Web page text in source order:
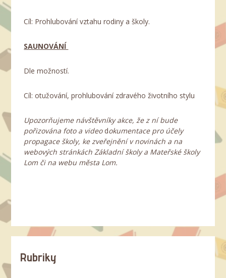
Cíl: Prohlubování vztahu rodiny a školy.
SAUNOVÁNÍ
Dle možností.
Cíl: otužování, prohlubování zdravého životního stylu
Upozorňujeme návštěvníky akce, že z ní bude
pořizována foto a videodokumentace pro účely
propagace školy, ke zveřejnění v novinách a na
webových stránkách Základní školy a Mateřské školy
Lom či na webu města Lom.
Rubriky